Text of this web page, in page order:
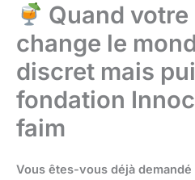
Quand
change le
discret mais
fondation
faim
Vous êtes-vous déjà